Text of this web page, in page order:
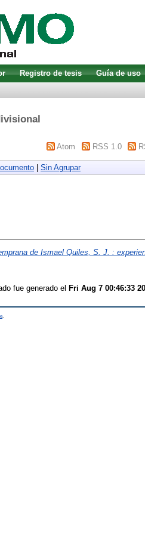
Registro de tesis Guía de uso
Atom RSS 1.0
Sin Agrupar
de Ismael Quiles, S. J. :
fue generado el Fri Aug 7 00:46:33